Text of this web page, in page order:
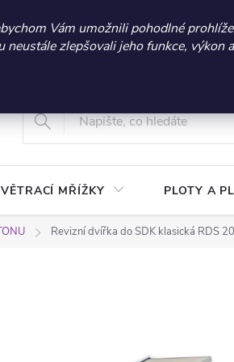
sleva 300 Kč při nákupu nad 3.000 Kč
Vám umožnili pohodlné
neustále zlepšovali jeho funkce, výkon
+420 604 269
Vrácení a reklamace zboží Podmínky
VĚTRACÍ MŘÍŽKY PLOTY A
Revizní dvířka do SDK klasická RDS